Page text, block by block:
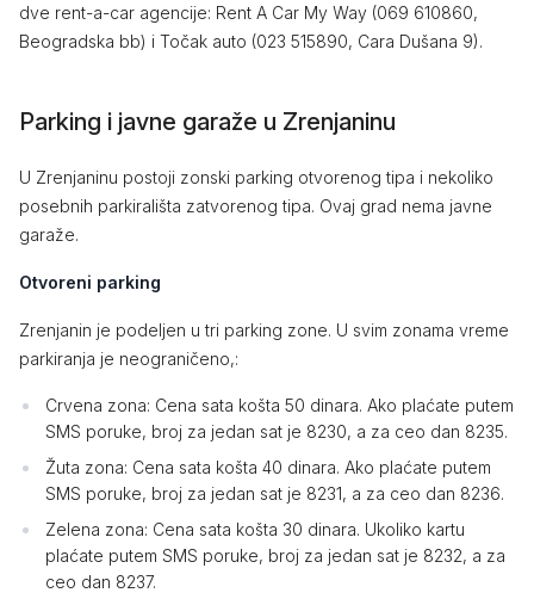
dve rent-a-car agencije: Rent A Car My Way (069 610860,
Beogradska bb) i Točak auto (023 515890, Cara Dušana 9).
Parking i javne garaže u Zrenjaninu
U Zrenjaninu postoji zonski parking otvorenog tipa i nekoliko
posebnih parkirališta zatvorenog tipa. Ovaj grad nema javne
garaže.
Otvoreni parking
Zrenjanin je podeljen u tri parking zone. U svim zonama vreme
parkiranja je neograničeno,:
Crvena zona: Cena sata košta 50 dinara. Ako plaćate putem
SMS poruke, broj za jedan sat je 8230, a za ceo dan 8235.
Žuta zona: Cena sata košta 40 dinara. Ako plaćate putem
SMS poruke, broj za jedan sat je 8231, a za ceo dan 8236.
Zelena zona: Cena sata košta 30 dinara. Ukoliko kartu
plaćate putem SMS poruke, broj za jedan sat je 8232, a za
ceo dan 8237.